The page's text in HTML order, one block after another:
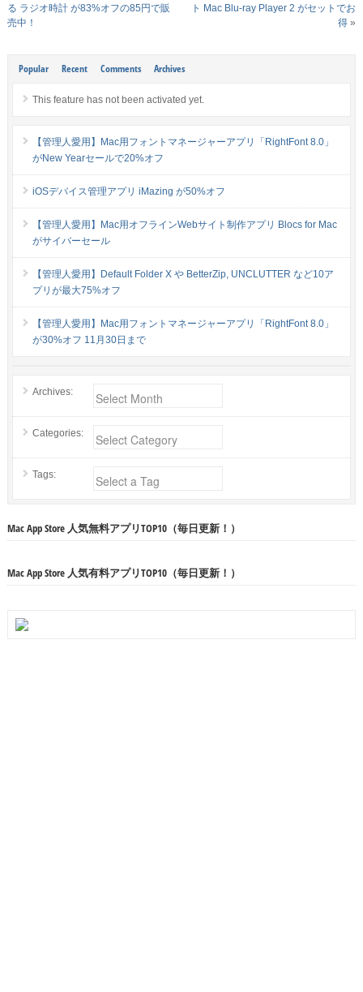
る ラジオ時計 が83%オフの85円で販
売中！
ト Mac Blu-ray Player 2 がセットでお
得 »
Popular Recent Comments Archives
This feature has not been activated yet.
【管理人愛用】Mac用フォントマネージャーアプリ「RightFont 8.0」
がNew Yearセールで20%オフ
iOSデバイス管理アプリ iMazing が50%オフ
【管理人愛用】Mac用オフラインWebサイト制作アプリ Blocs for Mac
がサイバーセール
【管理人愛用】Default Folder X や BetterZip, UNCLUTTER など10ア
プリが最大75%オフ
【管理人愛用】Mac用フォントマネージャーアプリ「RightFont 8.0」
が30%オフ 11月30日まで
Archives:
Categories:
Tags:
Mac App Store 人気無料アプリTOP10（毎日更新！）
Mac App Store 人気有料アプリTOP10（毎日更新！）